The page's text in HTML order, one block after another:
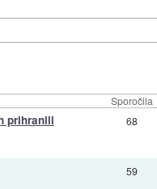
Sporočila
prihranili 68
59